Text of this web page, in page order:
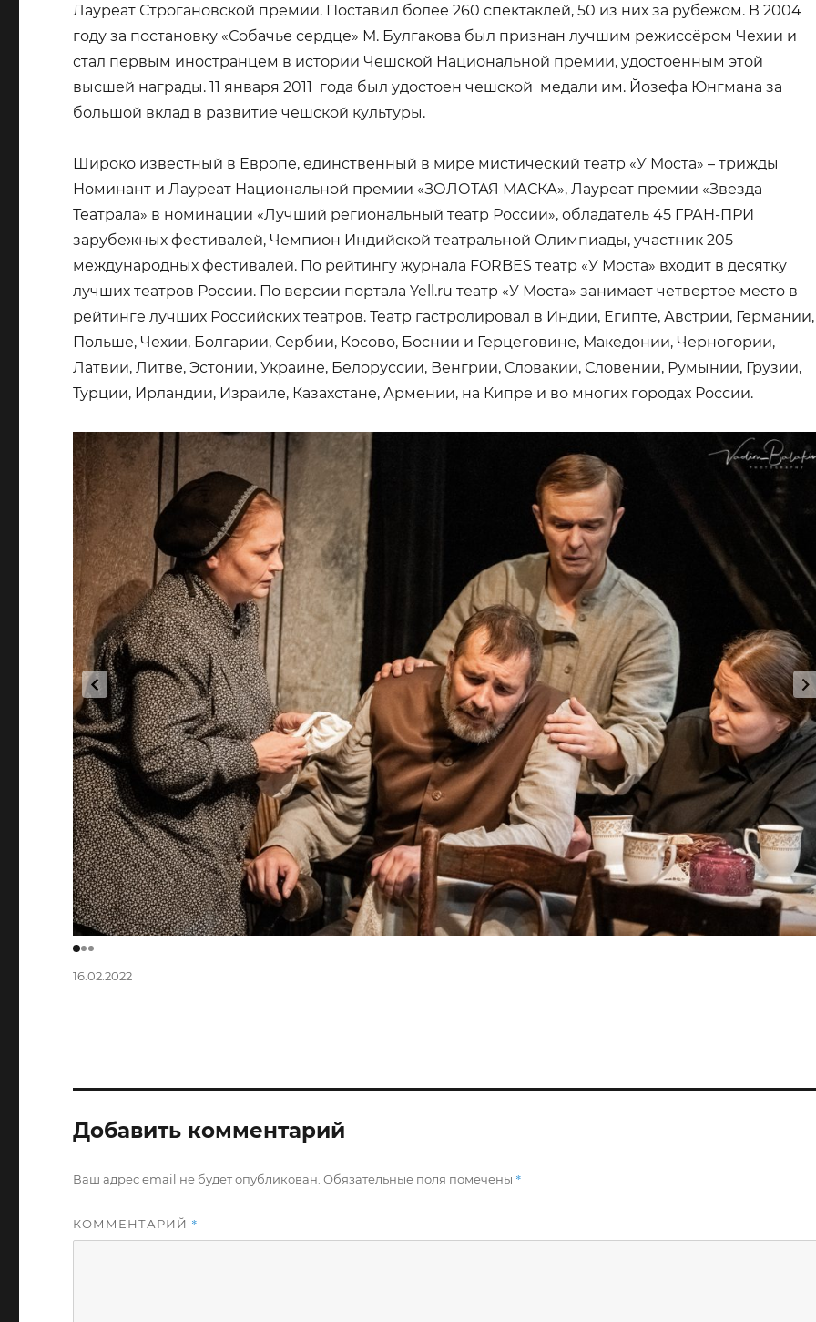
Лауреат Строгановской премии. Поставил более 260 спектаклей, 50 из них за рубежом. В 2004
году за постановку «Собачье сердце» М. Булгакова был признан лучшим режиссёром Чехии и
стал первым иностранцем в истории Чешской Национальной премии, удостоенным этой
высшей награды. 11 января 2011 года был удостоен чешской медали им. Йозефа Юнгмана за
большой вклад в развитие чешской культуры.
Широко известный в Европе, единственный в мире мистический театр «У Моста» – трижды
Номинант и Лауреат Национальной премии «ЗОЛОТАЯ МАСКА», Лауреат премии «Звезда
Театрала» в номинации «Лучший региональный театр России», обладатель 45 ГРАН-ПРИ
зарубежных фестивалей, Чемпион Индийской театральной Олимпиады, участник 205
международных фестивалей. По рейтингу журнала FORBES театр «У Моста» входит в десятку
лучших театров России. По версии портала Yell.ru театр «У Моста» занимает четвертое место в
рейтинге лучших Российских театров. Театр гастролировал в Индии, Египте, Австрии, Германии,
Польше, Чехии, Болгарии, Сербии, Косово, Боснии и Герцеговине, Македонии, Черногории,
Латвии, Литве, Эстонии, Украине, Белоруссии, Венгрии, Словакии, Словении, Румынии, Грузии,
Турции, Ирландии, Израиле, Казахстане, Армении, на Кипре и во многих городах России.
Опубликовано
16.02.2022
Добавить комментарий
Ваш адрес email не будет опубликован. Обязательные поля помечены *
КОММЕНТАРИЙ *